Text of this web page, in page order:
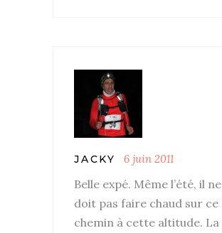
JACKY 6 juin 2011
Belle expé. Même l’été, il ne
doit pas faire chaud sur ce
chemin à cette altitude. La